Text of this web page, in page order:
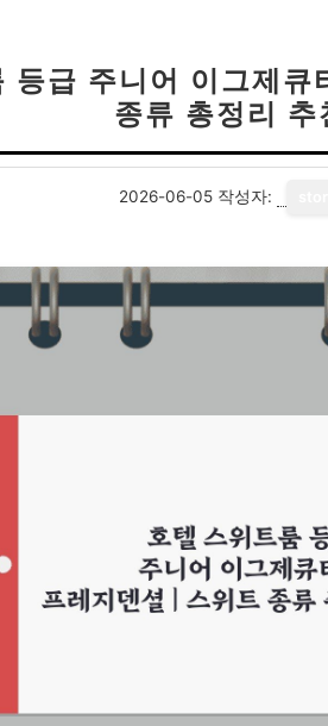
등급 주니어 이그제
종류 총정리 추
2026-06-05 작성자: